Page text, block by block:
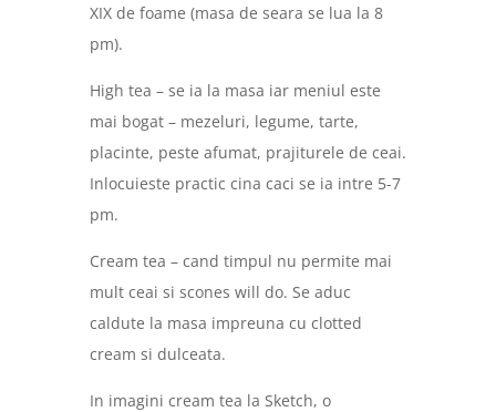
XIX de foame (masa de seara se lua la 8
pm).
High tea – se ia la masa iar meniul este
mai bogat – mezeluri, legume, tarte,
placinte, peste afumat, prajiturele de ceai.
Inlocuieste practic cina caci se ia intre 5-7
pm.
Cream tea – cand timpul nu permite mai
mult ceai si scones will do. Se aduc
caldute la masa impreuna cu clotted
cream si dulceata.
In imagini cream tea la Sketch, o